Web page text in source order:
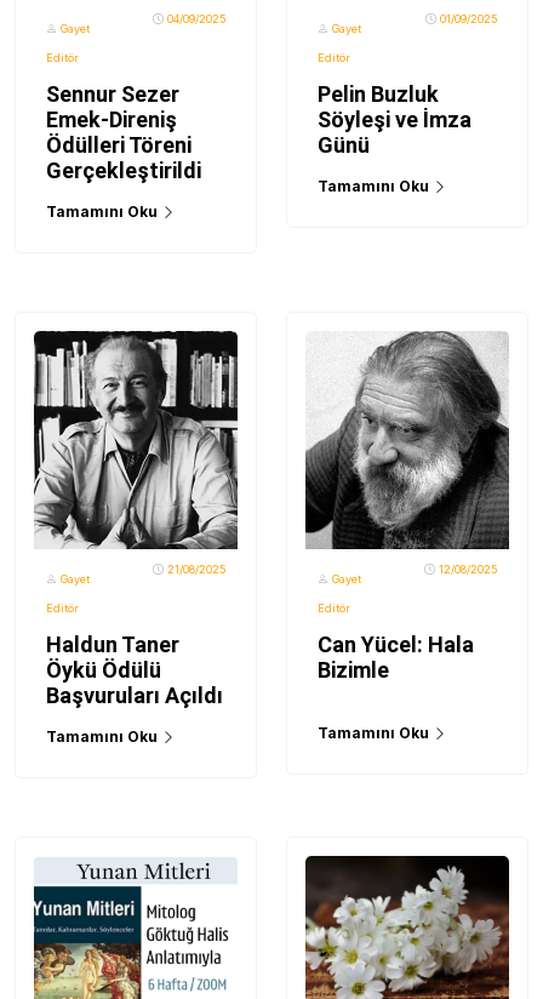
Gayet
Editör
04/09/2025
Sennur Sezer
Emek-Direniş
Ödülleri Töreni
Gerçekleştirildi
Tamamını Oku
Gayet
Editör
01/09/2025
Pelin Buzluk
Söyleşi ve İmza
Günü
Tamamını Oku
Gayet
Editör
21/08/2025
Haldun Taner
Öykü Ödülü
Başvuruları Açıldı
Tamamını Oku
Gayet
Editör
12/08/2025
Can Yücel: Hala
Bizimle
Tamamını Oku